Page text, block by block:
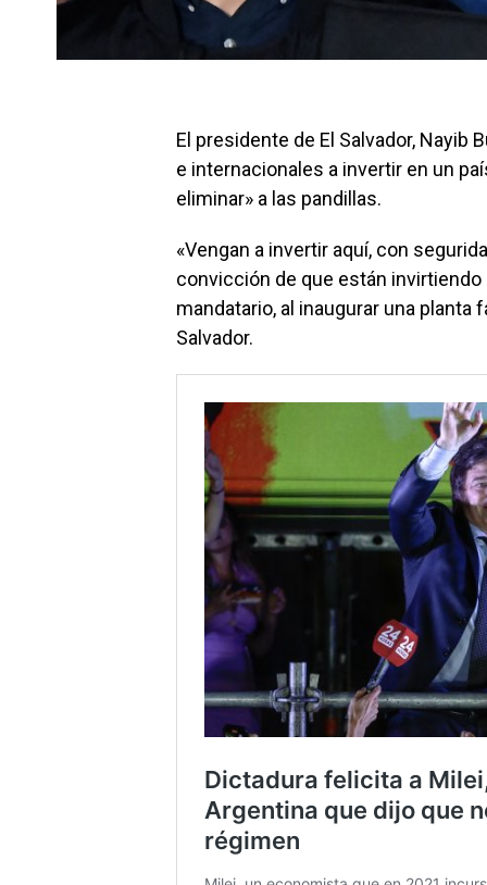
El presidente de El Salvador, Nayib
e internacionales a invertir en un
eliminar» a las pandillas.
«Vengan a invertir aquí, con
convicción de que están invirtiendo
mandatario, al inaugurar una planta
Salvador.